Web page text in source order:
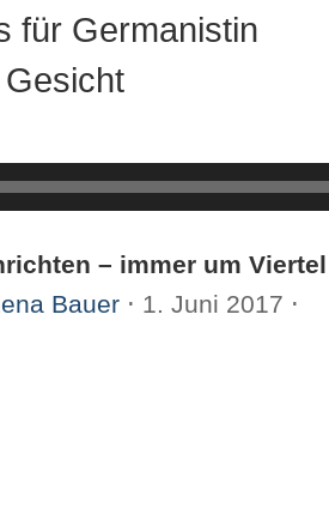
für Germanistin
– immer um
Bauer ⋅ 1. Juni 2017 ⋅